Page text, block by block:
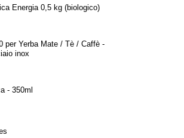
Energia 0,5 kg (biologico)
per Yerba Mate / Tè / Caffè -
inox
- 350ml